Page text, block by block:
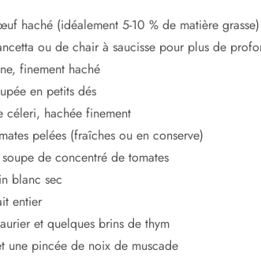
haché (idéalement 5-10 % de matière grasse)
ou de chair à saucisse pour plus de
finement haché
en petits dés
céleri, hachée finement
pelées (fraîches ou en conserve)
de concentré de tomates
blanc sec
entier
et quelques brins de thym
une pincée de noix de muscade